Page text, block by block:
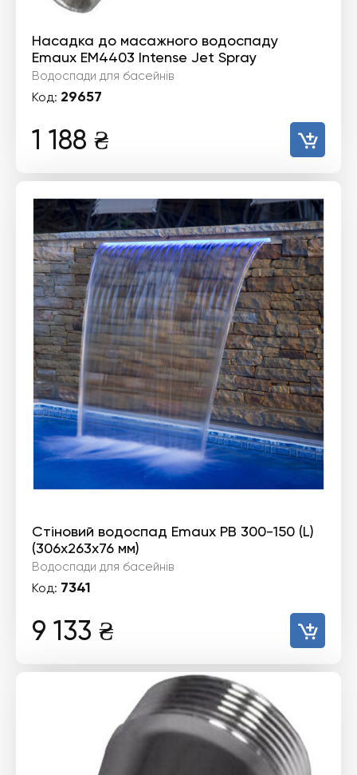
Насадка до масажного водоспаду
Emaux EM4403 Intense Jet Spray
Водоспади для басейнів
Код: 29657
1 188 ₴
Стіновий водоспад Emaux PB 300-150 (L)
(306х263х76 мм)
Водоспади для басейнів
Код: 7341
9 133 ₴